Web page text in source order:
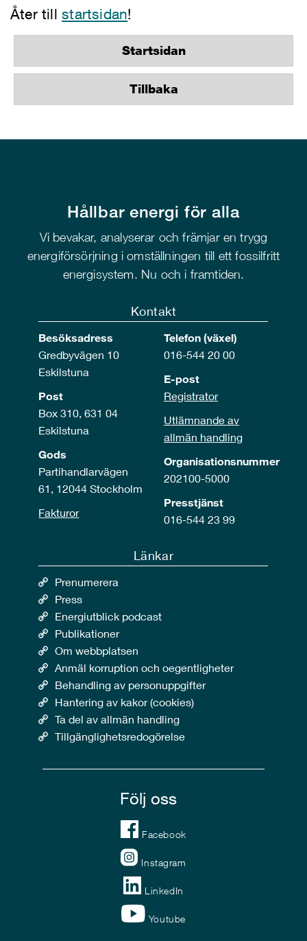
Åter tillstartsidan!
Startsidan
Tillbaka
Hållbar energi för alla
Vi bevakar, analyserar och främjar en trygg
energiförsörjning i omställningen till ett fossilfritt
energisystem. Nu och i framtiden.
Kontakt
Besöksadress
Gredbyvägen 10
Eskilstuna
Post
Box 310, 631 04
Eskilstuna
Gods
Partihandlarvägen
61, 12044 Stockholm
Fakturor
Telefon (växel)
016-544 20 00
E-post
Registrator
Utlämnande av
allmän handling
Organisationsnummer
202100-5000
Presstjänst
016-544 23 99
Länkar
Prenumerera
Press
Energiutblick podcast
Publikationer
Om webbplatsen
Anmäl korruption och oegentligheter
Behandling av personuppgifter
Hantering av kakor (cookies)
Ta del av allmän handling
Tillgänglighetsredogörelse
Följ oss
Facebook
Instagram
LinkedIn
Youtube